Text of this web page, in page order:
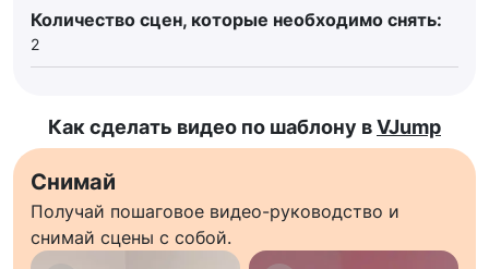
Количество сцен, которые необходимо снять:
2
Как сделать видео по шаблону вVJump
Снимай
Получай пошаговое видео-руководство и
снимай сцены с собой.